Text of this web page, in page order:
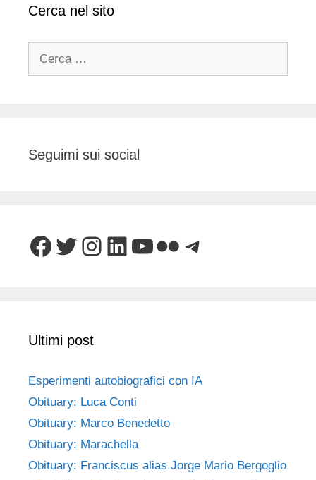
Cerca nel sito
Seguimi sui social
Facebook
Twitter
Instagram
LinkedIn
YouTube
FlickrTelegram
Ultimi post
Esperimenti autobiografici con IA
Obituary: Luca Conti
Obituary: Marco Benedetto
Obituary: Marachella
Obituary: Franciscus alias Jorge Mario Bergoglio